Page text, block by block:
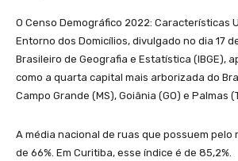
O Censo Demográfico 2022: Características
Entorno dos Domicílios, divulgado no dia 17
Brasileiro de Geografia e Estatística (IBGE),
como a quarta capital mais arborizada do
Campo Grande (MS), Goiânia (GO) e Palmas
A média nacional de ruas que possuem pelo
de 66%. Em Curitiba, esse índice é de 85,2%.